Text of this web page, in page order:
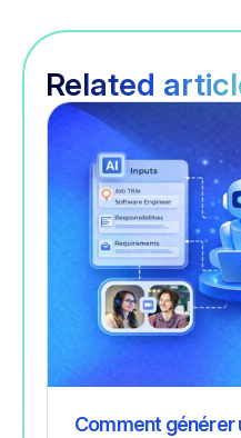
Related
Recrutement
Comment générer